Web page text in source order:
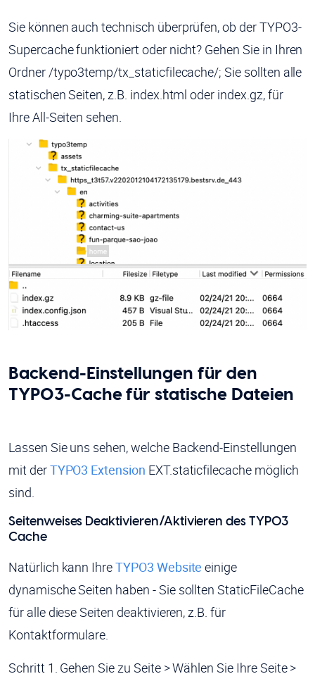
Sie können auch technisch überprüfen, ob der TYPO3-
Supercache funktioniert oder nicht? Gehen Sie in Ihren
Ordner /typo3temp/tx_staticfilecache/; Sie sollten alle
statischen Seiten, z.B. index.html oder index.gz, für
Ihre All-Seiten sehen.
Backend-Einstellungen für den
TYPO3-Cache für statische Dateien
Lassen Sie uns sehen, welche Backend-Einstellungen
mit derTYPO3 Extension EXT.staticfilecache möglich
sind.
Seitenweises Deaktivieren/Aktivieren des TYPO3
Cache
Natürlich kann IhreTYPO3 Website einige
dynamische Seiten haben - Sie sollten StaticFileCache
für alle diese Seiten deaktivieren, z.B. für
Kontaktformulare.
Schritt 1. Gehen Sie zu Seite > Wählen Sie Ihre Seite >